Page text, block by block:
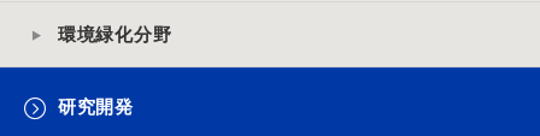
環境緑化分野
研究開発